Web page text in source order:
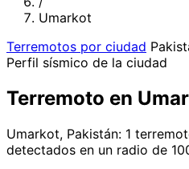
Umarkot
Terremotos por ciudad
Perfil sísmico de la ciudad
Terremoto en
Umarkot, Pakistán: 1
detectados en un radio de